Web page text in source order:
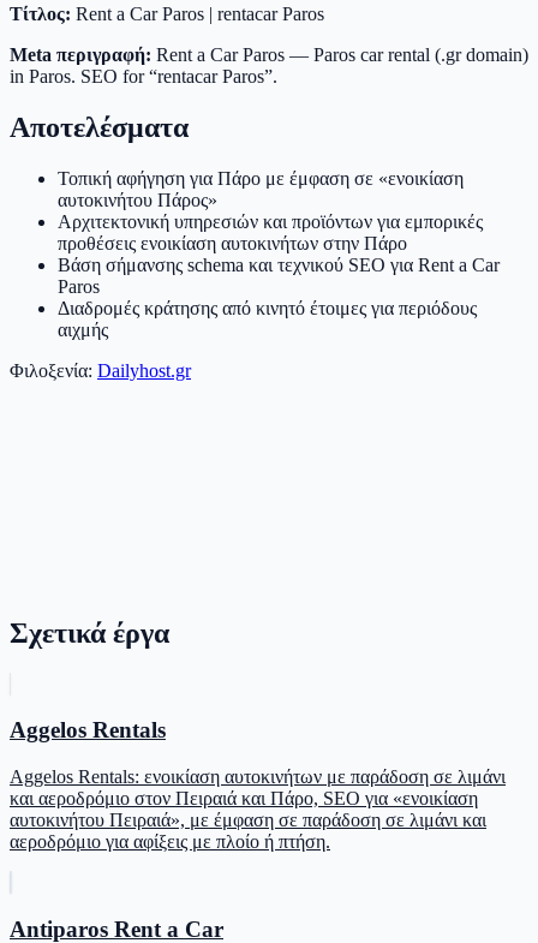
Τίτλος: Rent a Car Paros | rentacar Paros
Meta περιγραφή: Rent a Car Paros — Paros car rental (.gr domain)
in Paros. SEO for “rentacar Paros”.
Αποτελέσματα
Τοπική αφήγηση για Πάρο με έμφαση σε «ενοικίαση
αυτοκινήτου Πάρος»
Αρχιτεκτονική υπηρεσιών και προϊόντων για εμπορικές
προθέσεις ενοικίαση αυτοκινήτων στην Πάρο
Βάση σήμανσης schema και τεχνικού SEO για Rent a Car
Paros
Διαδρομές κράτησης από κινητό έτοιμες για περιόδους
αιχμής
Φιλοξενία: Dailyhost.gr
Σχετικά έργα
Aggelos Rentals
Aggelos Rentals: ενοικίαση αυτοκινήτων με παράδοση σε λιμάνι
και αεροδρόμιο στον Πειραιά και Πάρο, SEO για «ενοικίαση
αυτοκινήτου Πειραιά», με έμφαση σε παράδοση σε λιμάνι και
αεροδρόμιο για αφίξεις με πλοίο ή πτήση.
Antiparos Rent a Car